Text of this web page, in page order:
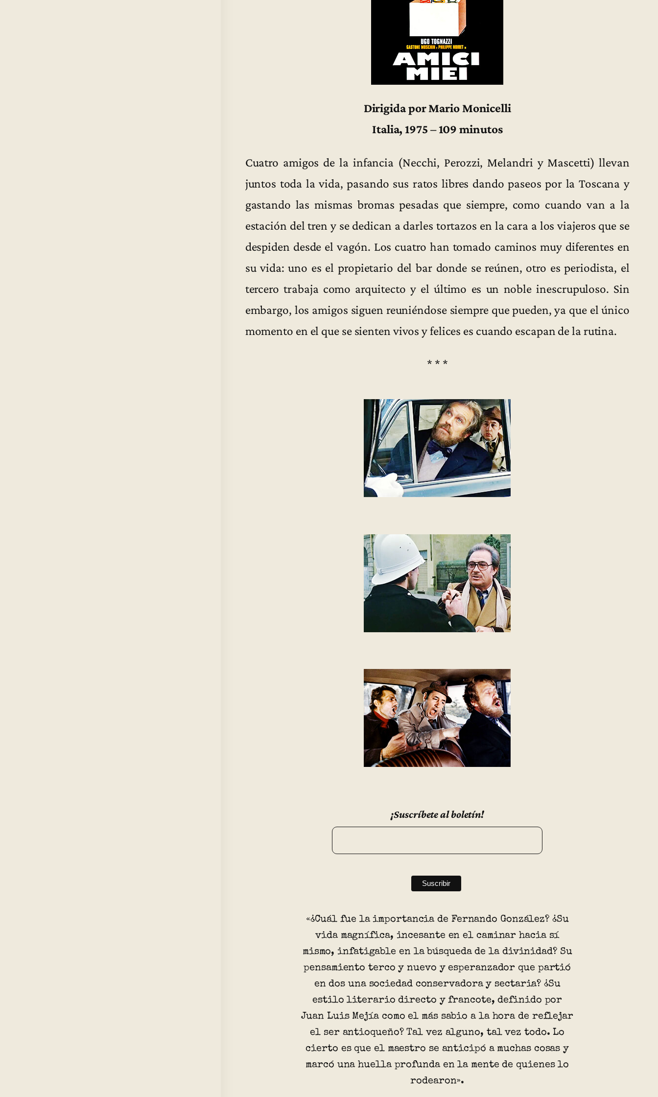
Dirigida por Mario Monicelli
Italia, 1975 – 109 minutos
Cuatro amigos de la infancia (Necchi, Perozzi, Melandri y Mascetti) llevan
juntos toda la vida, pasando sus ratos libres dando paseos por la Toscana y
gastando las mismas bromas pesadas que siempre, como cuando van a la
estación del tren y se dedican a darles tortazos en la cara a los viajeros que se
despiden desde el vagón. Los cuatro han tomado caminos muy diferentes en
su vida: uno es el propietario del bar donde se reúnen, otro es periodista, el
tercero trabaja como arquitecto y el último es un noble inescrupuloso. Sin
embargo, los amigos siguen reuniéndose siempre que pueden, ya que el único
momento en el que se sienten vivos y felices es cuando escapan de la rutina.
* * *
¡Suscríbete al boletín!
«¿Cuál fue la importancia de Fernando González? ¿Su
vida magnífica, incesante en el caminar hacia sí
mismo, infatigable en la búsqueda de la divinidad? Su
pensamiento terco y nuevo y esperanzador que partió
en dos una sociedad conservadora y sectaria? ¿Su
estilo literario directo y francote, definido por
Juan Luis Mejía como el más sabio a la hora de reflejar
el ser antioqueño? Tal vez alguno, tal vez todo. Lo
cierto es que el maestro se anticipó a muchas cosas y
marcó una huella profunda en la mente de quienes lo
rodearon».